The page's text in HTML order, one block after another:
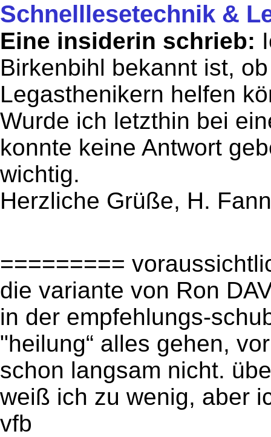
Schnelllesetechnik &
Eine insiderin schrieb:
Birkenbihl bekannt ist,
Legasthenikern helfen
Wurde ich letzthin bei
konnte keine Antwort
wichtig.
Herzliche Grüße, H.
=========
die variante von Ron
in der empfehlungs-
"heilung“ alles gehen,
schon langsam nicht.
weiß ich zu wenig, aber
vfb